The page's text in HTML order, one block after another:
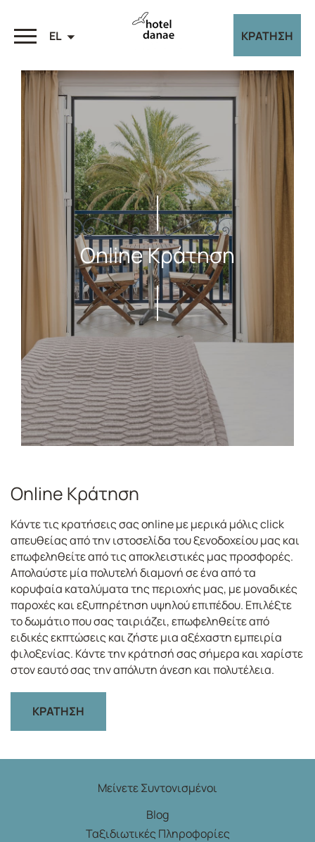
ΚΡΑΤΗΣΗ
EL
Online Κράτηση
Online Κράτηση
Κάντε τις κρατήσεις σας online με μερικά μόλις click
απευθείας από την ιστοσελίδα του ξενοδοχείου μας και
επωφεληθείτε από τις αποκλειστικές μας προσφορές.
Απολαύστε μία πολυτελή διαμονή σε ένα από τα
κορυφαία καταλύματα της περιοχής μας, με μοναδικές
παροχές και εξυπηρέτηση υψηλού επιπέδου. Επιλέξτε
το δωμάτιο που σας ταιριάζει, επωφεληθείτε από
ειδικές εκπτώσεις και ζήστε μια αξέχαστη εμπειρία
φιλοξενίας. Κάντε την κράτησή σας σήμερα και χαρίστε
στον εαυτό σας την απόλυτη άνεση και πολυτέλεια.
ΚΡΑΤΗΣΗ
Μείνετε Συντονισμένοι
Blog
Ταξιδιωτικές Πληροφορίες